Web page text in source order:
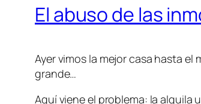
El abuso de las
Ayer vimos la mejor casa hasta
grande…
Aquí viene el problema: la alquila